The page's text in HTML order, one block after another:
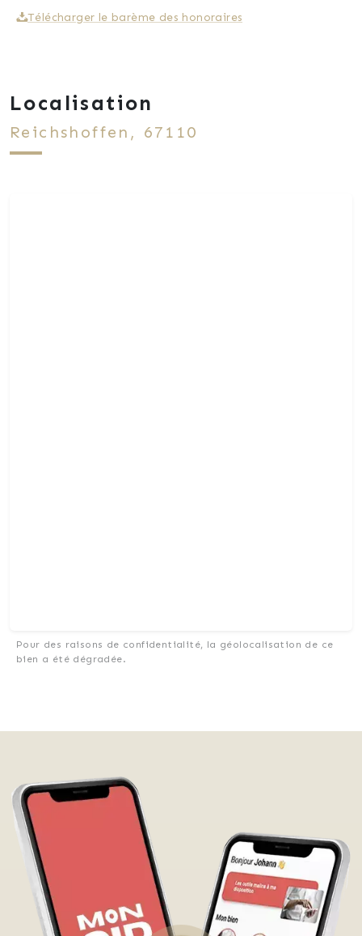
Télécharger le barème des honoraires
Localisation
Reichshoffen, 67110
Pour des raisons de confidentialité, la géolocalisation de ce
bien a été dégradée.